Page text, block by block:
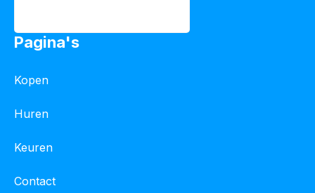
Pagina's
Kopen
Huren
Keuren
Contact